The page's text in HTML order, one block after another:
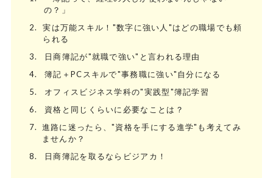
の？」
2.
実は万能スキル！"数字に強い人"はどの職場でも頼
られる
3.
日商簿記が"就職で強い"と言われる理由
4.
簿記＋PCスキルで"事務職に強い"自分になる
5.
オフィスビジネス学科の"実践型"簿記学習
6.
資格と同じくらいに必要なことは？
7.
進路に迷ったら、"資格を手にする進学"も考えてみ
ませんか？
8.
日商簿記を取るならビジアカ！